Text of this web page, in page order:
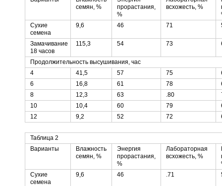
семян, %
прорастания,
%
всхожесть, %
Сухие
семена
9,6 46 71
Замачивание
18 часов
115,3 54 73
Продолжительность высушивания, час
4
41,5 57 75
6
16,8 61 78
8
12,3 63 .80
10
10,4 60 79
12
9,2 52 72
Таблица 2
Варианты
Влажность
семян, %
Энергия
прорастания,
%
Лабораторная
всхожесть, %
Сухие
семена
9,6 46 .71